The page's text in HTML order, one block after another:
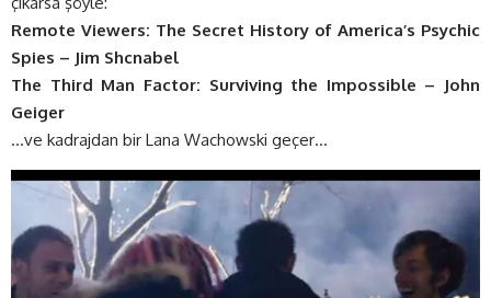
Remote Viewers: The Secret History of America’s Psychic
Spies – Jim Shcnabel
The Third Man Factor: Surviving the Impossible – John
Geiger
…ve kadrajdan bir Lana Wachowski geçer…